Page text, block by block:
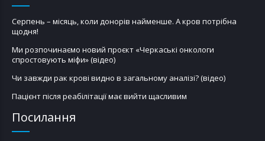
Серпень – місяць, коли донорів найменше. А кров потрібна
щодня!
Ми розпочинаємо новий проєкт «Черкаські онкологи
спростовують міфи» (відео)
Чи завжди рак крові видно в загальному аналізі? (відео)
Пацієнт після реабілітації має вийти щасливим
Посилання